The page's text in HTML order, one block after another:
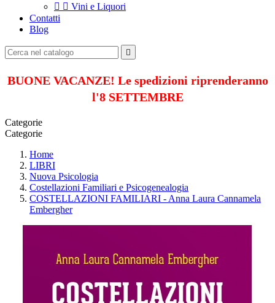
  Vini e Liquori
Contatti
Blog

BUONE VACANZE! Le spedizioni riprenderanno
l'8 SETTEMBRE
Categorie
Categorie
Home
LIBRI
Nuova Psicologia
Costellazioni Familiari e Psicogenealogia
COSTELLAZIONI FAMILIARI - Anna Laura Cannamela
Embergher